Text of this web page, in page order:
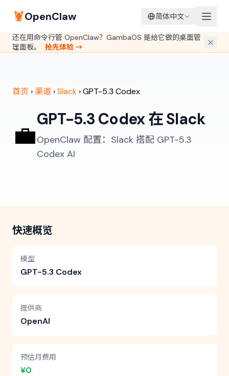
🦞OpenClaw 简体中文
还在用命令行管 OpenClaw？GambaOS 是给它做的桌面管
理面板。
抢先体验 →
首页 ›渠道 ›Slack ›GPT-5.3 Codex
💼
GPT-5.3 Codex 在 Slack
OpenClaw 配置：Slack 搭配 GPT-5.3
Codex AI
快速概览
模型
GPT-5.3 Codex
提供商
OpenAI
预估月费用
¥0